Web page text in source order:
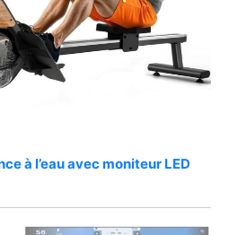
à l’eau avec moniteur LED